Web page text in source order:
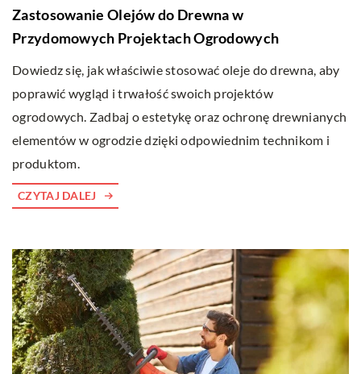
Zastosowanie Olejów do Drewna w
Przydomowych Projektach Ogrodowych
Dowiedz się, jak właściwie stosować oleje do drewna, aby
poprawić wygląd i trwałość swoich projektów
ogrodowych. Zadbaj o estetykę oraz ochronę drewnianych
elementów w ogrodzie dzięki odpowiednim technikom i
produktom.
CZYTAJ DALEJ